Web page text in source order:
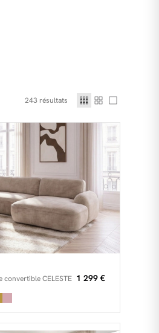
243 résultats
convertible CELESTE 1 299 €